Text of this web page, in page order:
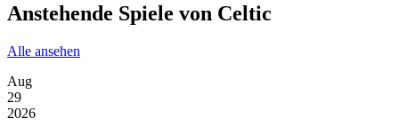
Anstehende Spiele von Celtic
Alle ansehen
Aug
29
2026